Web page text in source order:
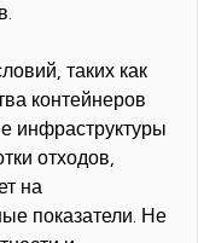
таких как
контейнеров
инфраструктуры
отходов,
на
показатели. Не